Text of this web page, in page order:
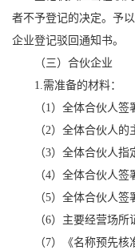
者不予登记的决定。予
企业登记驳回通知书。
（三）合伙企业
1.需准备的材料：
（1）全体合伙人
（2）全体合伙人
（3）全体合伙人
（4）全体合伙人签
（5）全体合伙人
（6）主要经营场所
（7）《名称预先